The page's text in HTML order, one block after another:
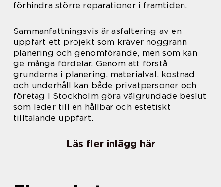
förhindra större reparationer i framtiden.
Sammanfattningsvis är asfaltering av en
uppfart ett projekt som kräver noggrann
planering och genomförande, men som kan
ge många fördelar. Genom att förstå
grunderna i planering, materialval, kostnad
och underhåll kan både privatpersoner och
företag i Stockholm göra välgrundade beslut
som leder till en hållbar och estetiskt
tilltalande uppfart.
Läs fler inlägg här